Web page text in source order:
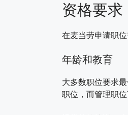
资格要求
在麦当劳申请职
年龄和教育
大多数职位要求
职位，而管理职位